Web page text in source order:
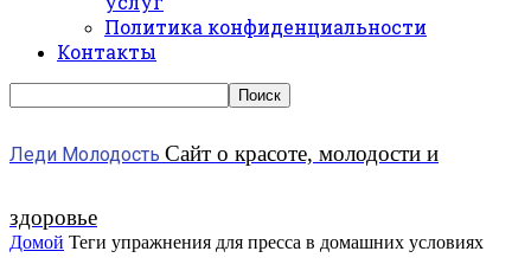
Политика конфиденциальности
Контакты
Леди Молодость Сайт о красоте, молодости и
здоровье
Домой Теги упражнения для пресса в домашних условиях